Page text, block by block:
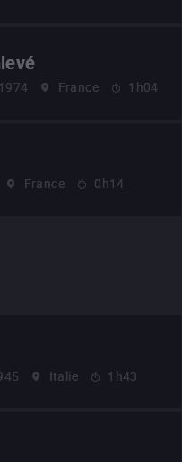
France 1h04
France 0h14
Italie 1h43